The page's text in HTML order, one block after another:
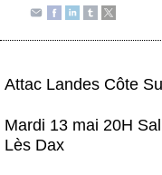
Attac Landes Côte
Mardi 13 mai 20H
Lès Dax